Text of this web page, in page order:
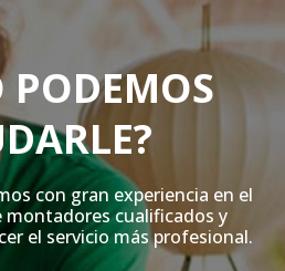
PODEMOS
con gran experiencia en el
montadores cualificados y
el servicio más profesional.